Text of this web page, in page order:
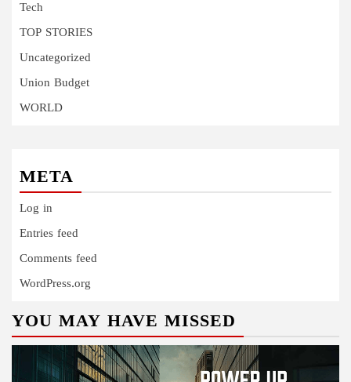
Tech
TOP STORIES
Uncategorized
Union Budget
WORLD
META
Log in
Entries feed
Comments feed
WordPress.org
YOU MAY HAVE MISSED